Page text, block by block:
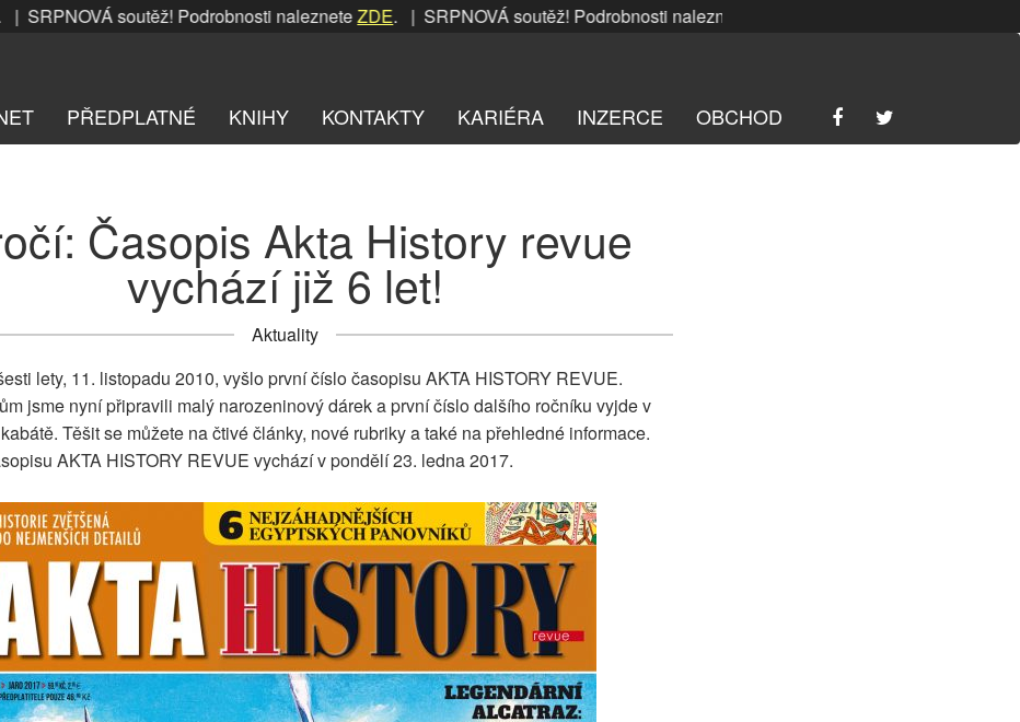
soutěž! Podrobnosti nalezneteZDE. | SRPNOVÁ soutěž! Podrobnosti nalezneteZDE
PŘEDPLATNÉ KNIHY KONTAKTY KARIÉRA INZERCE OBCHOD
Časopis Akta History revue
vychází již 6 let!
Aktuality
lety, 11. listopadu 2010, vyšlo první číslo časopisu AKTA HISTORY REVUE.
jsme nyní připravili malý narozeninový dárek a první číslo dalšího ročníku vyjde v
Těšit se můžete na čtivé články, nové rubriky a také na přehledné informace.
AKTA HISTORY REVUE vychází v pondělí 23. ledna 2017.